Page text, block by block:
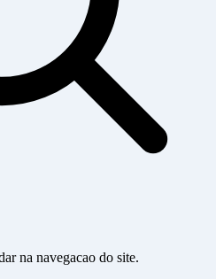
na navegacao do site.